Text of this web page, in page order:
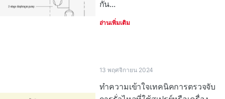
กัน...
อ่านเพิ่มเติม
13 พฤศจิกายน 2024
ทําความเข้าใจเทคนิคการตรวจจับ